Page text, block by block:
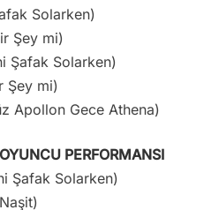
Solarken)
Şey mi)
Şafak Solarken)
Şey mi)
Apollon Gece Athena)
PERFORMANSI
Şafak Solarken)